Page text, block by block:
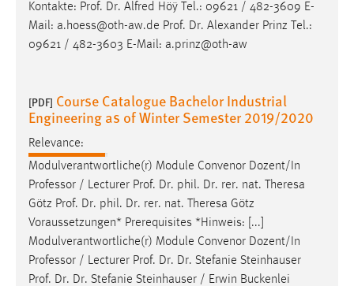
Kontakte: Prof. Dr. Alfred Höÿ Tel.: 09621 / 482-3609 E-
Mail: a.hoess@oth-aw.de Prof. Dr. Alexander Prinz Tel.:
09621 / 482-3603 E-Mail: a.prinz@oth-aw
[PDF] Course Catalogue Bachelor Industrial
Engineering as of Winter Semester 2019/2020
Relevance:
Modulverantwortliche(r) Module Convenor Dozent/In
Professor / Lecturer Prof. Dr. phil. Dr. rer. nat. Theresa
Götz Prof. Dr. phil. Dr. rer. nat. Theresa Götz
Voraussetzungen* Prerequisites *Hinweis: [...]
Modulverantwortliche(r) Module Convenor Dozent/In
Professor / Lecturer Prof. Dr. Dr. Stefanie Steinhauser
Prof. Dr. Dr. Stefanie Steinhauser / Erwin Buckenlei